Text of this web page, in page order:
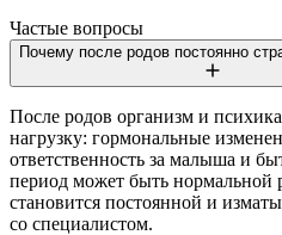
Частые вопросы
Почему после родов постоянно
После родов организм и
нагрузку: гормональные
ответственность за малыша и
период может быть нормальной
становится постоянной и
со специалистом.